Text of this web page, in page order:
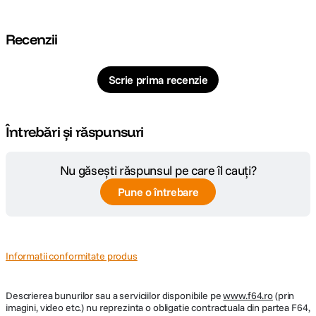
Recenzii
Scrie prima recenzie
Întrebări și răspunsuri
Nu găsești răspunsul pe care îl cauți?
Pune o întrebare
Informatii conformitate produs
Descrierea bunurilor sau a serviciilor disponibile pewww.f64.ro(prin
imagini, video etc.) nu reprezinta o obligatie contractuala din partea F64,